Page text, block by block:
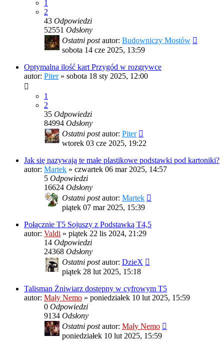
1
2
43 Odpowiedzi
52551 Odsłony
Ostatni postautor: Budowniczy Mostów
sobota 14 cze 2025, 13:59
Optymalna ilość kart Przygód w rozgrywce
autor: Piter» sobota 18 sty 2025, 12:00
1
2
35 Odpowiedzi
84994 Odsłony
Ostatni postautor: Piter
wtorek 03 cze 2025, 19:22
Jak się nazywają te małe plastikowe podstawki pod kartoniki?
autor: Martek » czwartek 06 mar 2025, 14:57
5 Odpowiedzi
16624 Odsłony
Ostatni postautor: Martek
piątek 07 mar 2025, 15:39
Połącznie T5 Sojuszy z Podstawką T4,5
autor: Valdi » piątek 22 lis 2024, 21:29
14 Odpowiedzi
24368 Odsłony
Ostatni postautor: DzieX
piątek 28 lut 2025, 15:18
Talisman Żniwiarz dostępny w cyfrowym T5
autor: Mały Nemo » poniedziałek 10 lut 2025, 15:59
0 Odpowiedzi
9134 Odsłony
Ostatni postautor: Mały Nemo
poniedziałek 10 lut 2025, 15:59